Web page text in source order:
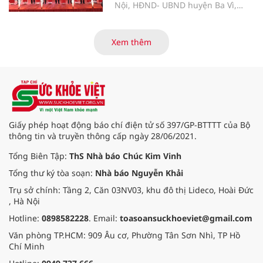
Nội, HĐND- UBND huyện Ba Vì,
Khánh thành Công trình tu bổ, tôn
Xem thêm
Giấy phép hoạt động báo chí điện tử số 397/GP-BTTTT của Bộ
thông tin và truyền thông cấp ngày 28/06/2021.
Tổng Biên Tập: ThS Nhà báo Chúc Kim Vinh
Tổng thư ký tòa soạn: Nhà báo Nguyễn Khải
Trụ sở chính: Tầng 2, Căn 03NV03, khu đô thị Lideco, Hoài Đức
, Hà Nội
Hotline: 0898582228. Email: toasoansuckhoeviet@gmail.com
Văn phòng TP.HCM: 909 Âu cơ, Phường Tân Sơn Nhì, TP Hồ
Chí Minh